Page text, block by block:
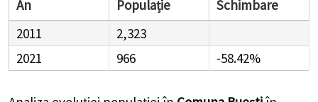
Analiza evoluției populației înComuna Bueștiîn
ultimii ani oferă perspective importante pentru